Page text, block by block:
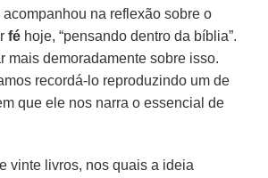
na reflexão sobre o
fé hoje, “pensando dentro da bíblia”.
mais demoradamente sobre isso.
recordá-lo reproduzindo um de
que ele nos narra o essencial de
vinte livros, nos quais a ideia